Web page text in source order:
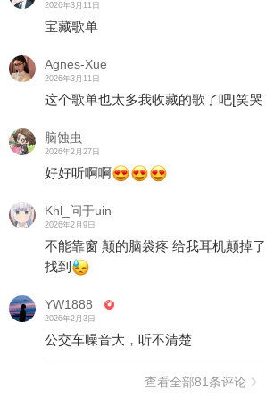
2026年3月11日
宝藏歌单
Agnes-Xue
2026年3月11日
这个歌单也太多我收藏的歌了吧[笑哭
脑蚀虫
2026年2月27日
好好听啊啊
Khl_问于uin
2026年2月9日
不能靠窗 颠的脑袋疼 给我耳机颠掉
找到
YW1888_
2026年2月3日
公交车噪音大，听不清楚
查看全部81条评论